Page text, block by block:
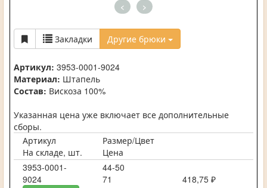
< >
Закладки Другие брюки
Артикул: 3953-0001-9024
Материал: Штапель
Состав: Вискоза 100%
Указанная цена уже включает все дополнительные
сборы.
Артикул
Размер/Цвет
На складе, шт.
Цена
3953-0001-
9024
44-50
71
418,75 ₽